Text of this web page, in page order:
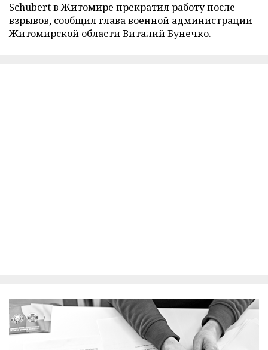
Schubert в Житомире прекратил работу после
взрывов, сообщил глава военной администрации
Житомирской области Виталий Бунечко.